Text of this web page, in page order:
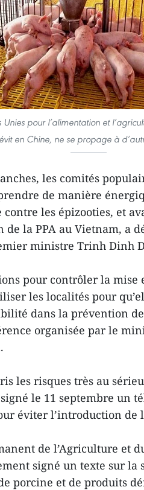
Unies pour l’alimentation et
en Chine, ne se propage à
les comités
de manière
les épizooties, et
de la PPA au Vietnam, a
ministre Trinh Dinh
pour contrôler la mise
les localités pour
dans la prévention
organisée par le
les risques très au
le 11 septembre un
éviter l’introduction de
de l’Agriculture et
signé un texte sur la
porcine et de produits